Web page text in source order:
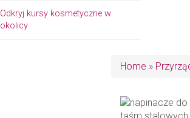
Odkryj kursy kosmetyczne w
okolicy
Home »